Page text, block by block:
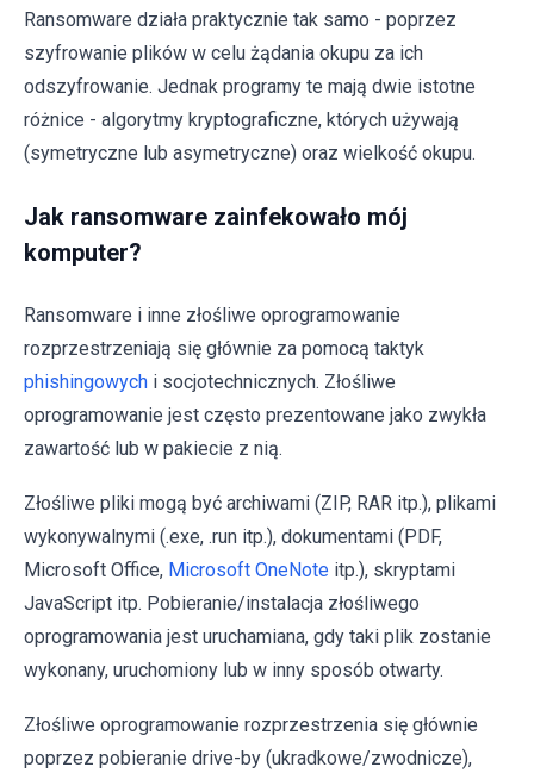
Ransomware działa praktycznie tak samo - poprzez
szyfrowanie plików w celu żądania okupu za ich
odszyfrowanie. Jednak programy te mają dwie istotne
różnice - algorytmy kryptograficzne, których używają
(symetryczne lub asymetryczne) oraz wielkość okupu.
Jak ransomware zainfekowało mój
komputer?
Ransomware i inne złośliwe oprogramowanie
rozprzestrzeniają się głównie za pomocą taktyk
phishingowych i socjotechnicznych. Złośliwe
oprogramowanie jest często prezentowane jako zwykła
zawartość lub w pakiecie z nią.
Złośliwe pliki mogą być archiwami (ZIP, RAR itp.), plikami
wykonywalnymi (.exe, .run itp.), dokumentami (PDF,
Microsoft Office, Microsoft OneNote itp.), skryptami
JavaScript itp. Pobieranie/instalacja złośliwego
oprogramowania jest uruchamiana, gdy taki plik zostanie
wykonany, uruchomiony lub w inny sposób otwarty.
Złośliwe oprogramowanie rozprzestrzenia się głównie
poprzez pobieranie drive-by (ukradkowe/zwodnicze),